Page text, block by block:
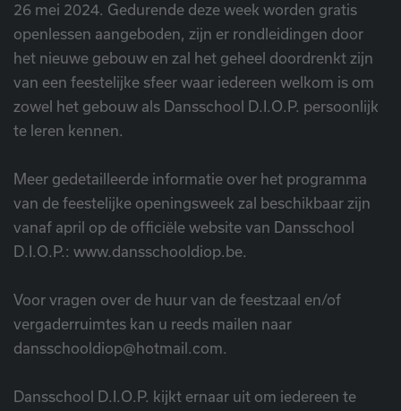
26 mei 2024. Gedurende deze week worden gratis
openlessen aangeboden, zijn er rondleidingen door
het nieuwe gebouw en zal het geheel doordrenkt zijn
van een feestelijke sfeer waar iedereen welkom is om
zowel het gebouw als Dansschool D.I.O.P. persoonlijk
te leren kennen.
Meer gedetailleerde informatie over het programma
van de feestelijke openingsweek zal beschikbaar zijn
vanaf april op de officiële website van Dansschool
D.I.O.P.: www.dansschooldiop.be.
Voor vragen over de huur van de feestzaal en/of
vergaderruimtes kan u reeds mailen naar
dansschooldiop@hotmail.com.
Dansschool D.I.O.P. kijkt ernaar uit om iedereen te